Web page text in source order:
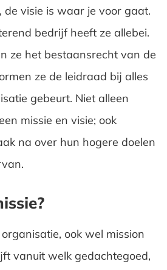
over missie en visie
visie is waar je voor gaat.
bedrijf heeft ze allebei.
ze het bestaansrecht van de
ze de leidraad bij alles
gebeurt. Niet alleen
missie en visie; ook
na over hun hogere doelen
ook wel mission
vanuit welk gedachtegoed,